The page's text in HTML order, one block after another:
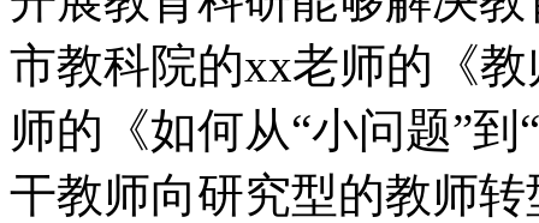
市教科院的xx老师的《
师的《如何从“小问题”
干教师向研究型的教师